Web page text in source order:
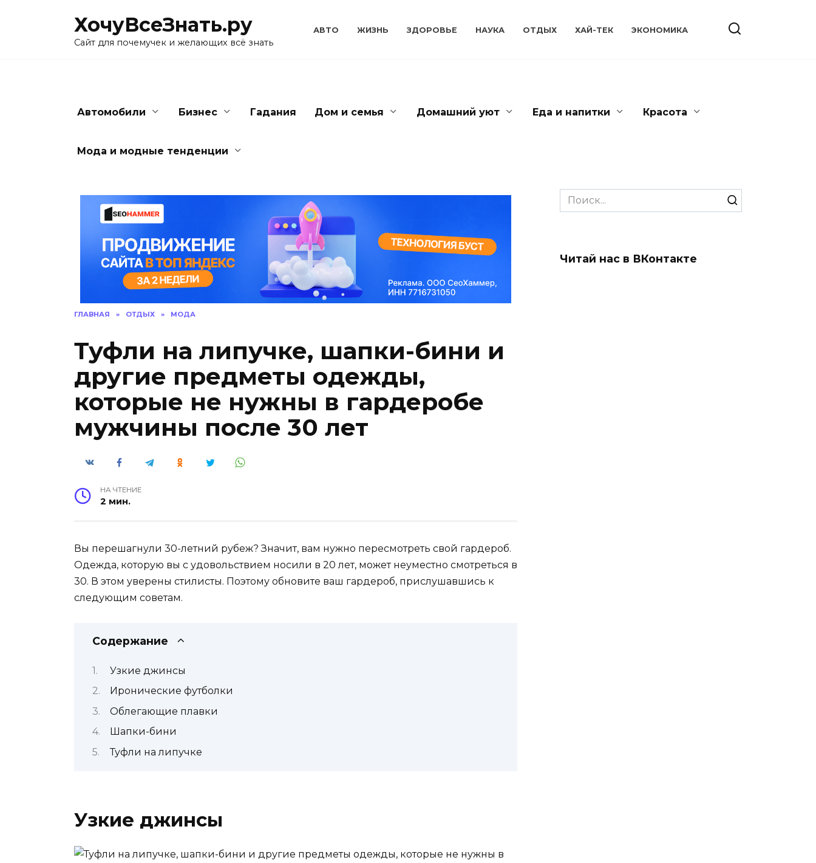
ХочуВсеЗнать.ру
Сайт для почемучек и желающих всё знать
АВТО ЖИЗНЬ ЗДОРОВЬЕ НАУКА ОТДЫХ ХАЙ-ТЕК ЭКОНОМИКА
Автомобили Бизнес Гадания Дом и семья Домашний уют Еда и напитки Красота
Мода и модные тенденции
ГЛАВНАЯ » ОТДЫХ » МОДА
Туфли на липучке, шапки-бини и
другие предметы одежды,
которые не нужны в гардеробе
мужчины после 30 лет
НА ЧТЕНИЕ
2 мин.
Вы перешагнули 30-летний рубеж? Значит, вам нужно пересмотреть свой гардероб.
Одежда, которую вы с удовольствием носили в 20 лет, может неуместно смотреться в
30. В этом уверены стилисты. Поэтому обновите ваш гардероб, прислушавшись к
следующим советам.
Содержание
Узкие джинсы
Иронические футболки
Облегающие плавки
Шапки-бини
Туфли на липучке
Узкие джинсы
Search
for:
Читай нас в ВКонтакте